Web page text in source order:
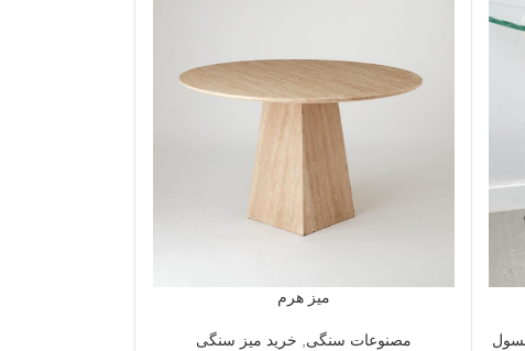
میز هرم
مصنوعات سنگی
خرید میز سنگی